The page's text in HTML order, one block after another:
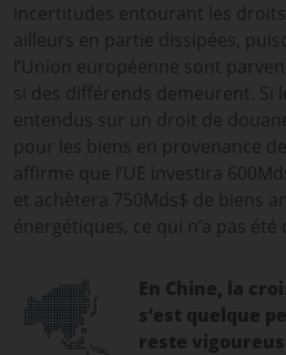
incertitudes entourant les
ailleurs en partie dissipées,
l’Union européenne sont
si des différends demeurent. Si
entendus sur un droit de
pour les biens en provenance
affirme que l’UE investira
et achètera 750Mds$ de biens
énergétiques, ce qui n’a pas
En Chine, la
s’est quelque
reste